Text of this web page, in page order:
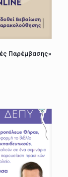
Παρέμβασης»